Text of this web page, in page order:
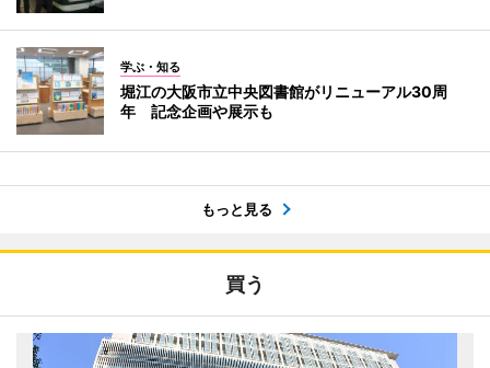
学ぶ・知る
堀江の大阪市立中央図書館がリニューアル30周
年 記念企画や展示も
もっと見る
買う